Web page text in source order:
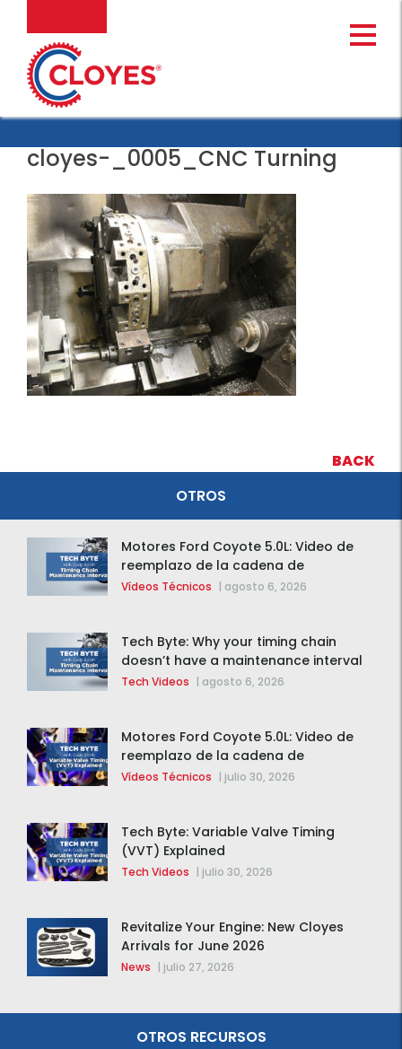
contenido
cloyes-_0005_CNC Turning
BACK
OTROS
Motores Ford Coyote 5.0L: Video de
reemplazo de la cadena de
distribución de la F-150 2015 – 2020
Vídeos Técnicos | agosto 6, 2026
Tech Byte: Why your timing chain
doesn’t have a maintenance interval
Tech Videos | agosto 6, 2026
Motores Ford Coyote 5.0L: Video de
reemplazo de la cadena de
distribución de la F-150 2015 – 2020
Vídeos Técnicos | julio 30, 2026
Tech Byte: Variable Valve Timing
(VVT) Explained
Tech Videos | julio 30, 2026
Revitalize Your Engine: New Cloyes
Arrivals for June 2026
News | julio 27, 2026
OTROS RECURSOS